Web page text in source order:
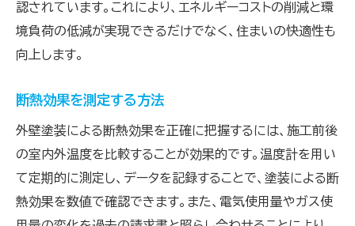
づくり
省エネ住宅を支える外壁塗装の役割
持続可能な建築と外壁塗装の関係
グリーン建築基準に準拠した選択
未来を見据えた外壁塗装の展望
外壁塗装で結露やカビを防ぐ！断熱塗料の潜在
認されています。これにより、エネルギーコストの削減と環
境負荷の低減が実現できるだけでなく、住まいの快適性も
向上します。
断熱効果を測定する方法
外壁塗装による断熱効果を正確に把握するには、施工前後
の室内外温度を比較することが効果的です。温度計を用い
て定期的に測定し、データを記録することで、塗装による断
熱効果を数値で確認できます。また、電気使用量やガス使